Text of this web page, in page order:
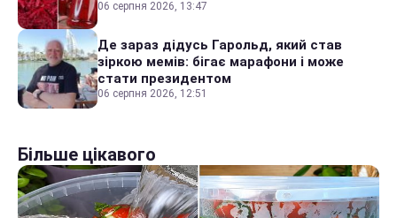
06 серпня 2026, 13:47
Де зараз дідусь Гарольд, який став
зіркою мемів: бігає марафони і може
стати президентом
06 серпня 2026, 12:51
Більше цікавого